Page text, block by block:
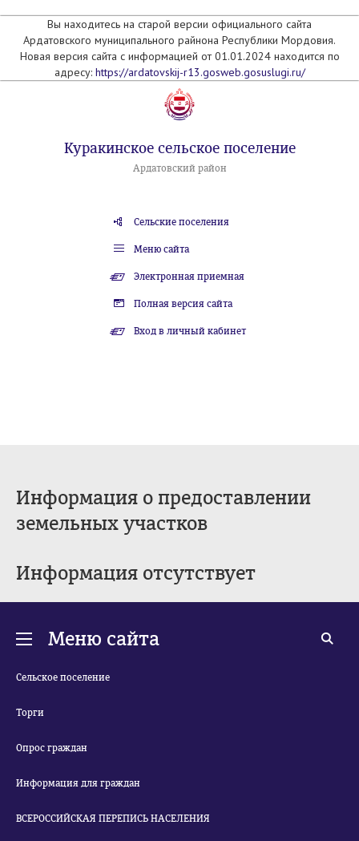
Вы находитесь на старой версии официального сайта
Ардатовского муниципального райнона Республики Мордовия.
Новая версия сайта с информацией от 01.01.2024 находится по
адресу: https://ardatovskij-r13.gosweb.gosuslugi.ru/
Куракинское сельское поселение
Ардатовский район
Сельские поселения
Меню сайта
Электронная приемная
Полная версия сайта
Вход в личный кабинет
Информация о предоставлении
земельных участков
Информация отсутствует
Меню сайта
Сельское поселение
Торги
Опрос граждан
Информация для граждан
ВСЕРОССИЙСКАЯ ПЕРЕПИСЬ НАСЕЛЕНИЯ